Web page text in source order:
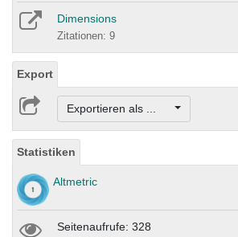
Dimensions
Zitationen: 9
Export
Exportieren als ...
Statistiken
Altmetric
Seitenaufrufe: 328